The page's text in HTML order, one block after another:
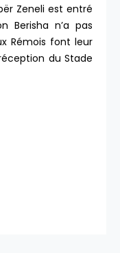
Zeneli est entré
Berisha n’a pas
Rémois font leur
du Stade